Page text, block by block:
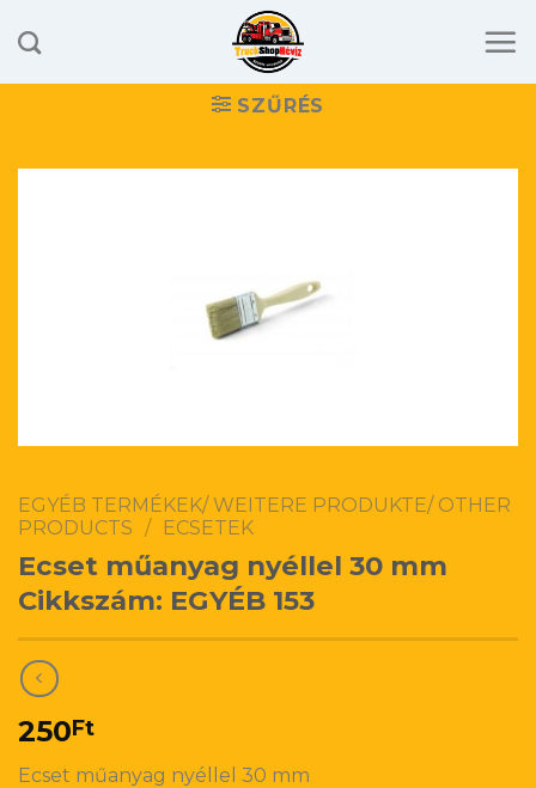
to
SZŰRÉS
EGYÉB TERMÉKEK/ WEITERE PRODUKTE/ OTHER
PRODUCTS / ECSETEK
Ecset műanyag nyéllel 30 mm
Cikkszám: EGYÉB 153
250Ft
Ecset műanyag nyéllel 30 mm